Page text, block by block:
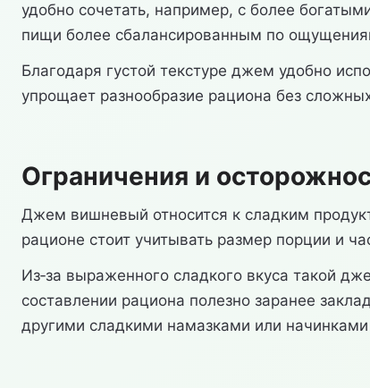
удобно сочетать, например, с более
пищи более сбалансированным по
Благодаря густой текстуре джем удобно
упрощает разнообразие рациона без
Ограничения и
Джем вишневый относится к сладким
рационе стоит учитывать размер порции и
Из‑за выраженного сладкого вкуса такой
составлении рациона полезно заранее
другими сладкими намазками или